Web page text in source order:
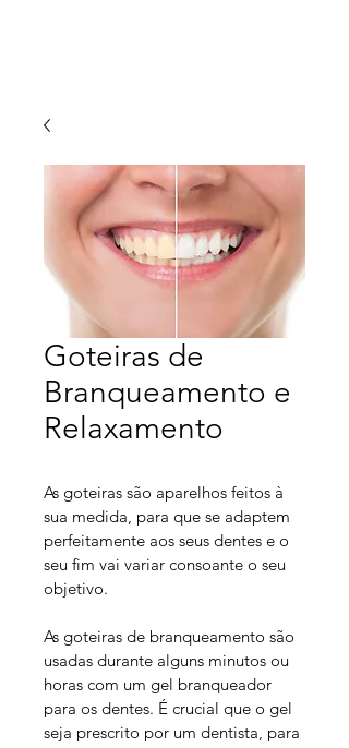
Goteiras de
Branqueamento e
Relaxamento
As goteiras são aparelhos feitos à
sua medida, para que se adaptem
perfeitamente aos seus dentes e o
seu fim vai variar consoante o seu
objetivo.
As goteiras de branqueamento são
usadas durante alguns minutos ou
horas com um gel branqueador
para os dentes. É crucial que o gel
seja prescrito por um dentista, para